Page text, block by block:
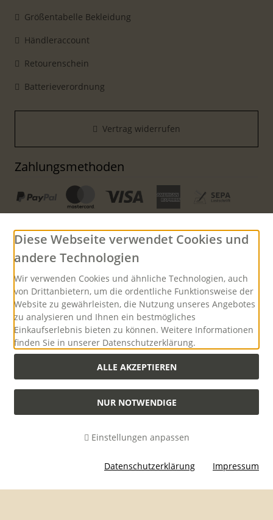
Größentabelle Bekleidung
Händleraccount
Retourenschein
Batterieverordnung
Vertrag widerrufen
Zahlungsmethoden
Versand
Versandkostenfreie Lieferung innerhalb Deutschlands ab
einem Warenwert von 500,00 Euro
Alle Preise inkl. gesetzl. MwSt. zzgl.Versandkosten
Onlineshop mit Jagdzubehör und praktischer Jagd-Outdoorbekleidung.
Outdoorbekleidung © 2026 | Template © 2026 by Karl
Diese Webseite verwendet Cookies und
andere Technologien
Wir verwenden Cookies und ähnliche Technologien, auch
von Drittanbietern, um die ordentliche Funktionsweise der
Website zu gewährleisten, die Nutzung unseres Angebotes
zu analysieren und Ihnen ein bestmögliches
Einkaufserlebnis bieten zu können. Weitere Informationen
finden Sie in unserer Datenschutzerklärung.
ALLE AKZEPTIEREN
NUR NOTWENDIGE
Einstellungen anpassen
Datenschutzerklärung Impressum